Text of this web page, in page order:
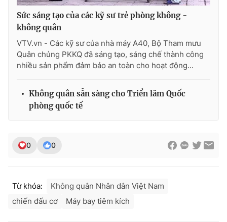
Sức sáng tạo của các kỹ sư trẻ phòng không -
không quân
VTV.vn - Các kỹ sư của nhà máy A40, Bộ Tham mưu
Quân chủng PKKQ đã sáng tạo, sáng chế thành công
nhiều sản phẩm đảm bảo an toàn cho hoạt động...
Không quân sẵn sàng cho Triển lãm Quốc
phòng quốc tế
0 0
Từ khóa:
Không quân Nhân dân Việt Nam
chiến đấu cơ
Máy bay tiêm kích